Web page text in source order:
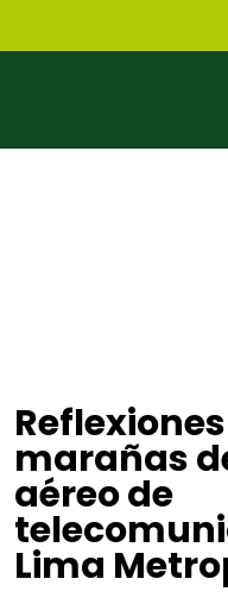
marañas
aéreo de
Lima